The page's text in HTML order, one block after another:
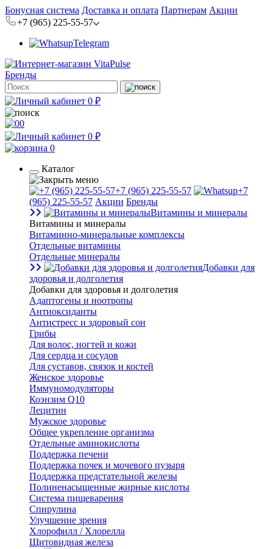
Бонусная система Доставка и оплата Партнерам Акции
+7 (965) 225-55-57
Telegram
Бренды
0 ₽
0
0 ₽
0
Каталог
+7 (965) 225-55-57
+7
(965) 225-55-57 Акции Бренды
Витамины и минералы
Витамины и минералы
Витаминно-минеральные комплексы
Отдельные витамины
Отдельные минералы
Добавки для
здоровья и долголетия
Добавки для здоровья и долголетия
Адаптогены и ноотропы
Антиоксиданты
Антистресс и здоровый сон
Грибы
Для волос, ногтей и кожи
Для сердца и сосудов
Для суставов, связок и костей
Женское здоровье
Иммуномодуляторы
Коэнзим Q10
Лецитин
Мужское здоровье
Общее укрепление организма
Отдельные аминокислоты
Поддержка печени
Поддержка почек и мочевого пузыря
Поддержка предстательной железы
Полиненасыщенные жирные кислоты
Система пищеварения
Спирулина
Улучшение зрения
Хлорофилл / Хлорелла
Щитовидная железа